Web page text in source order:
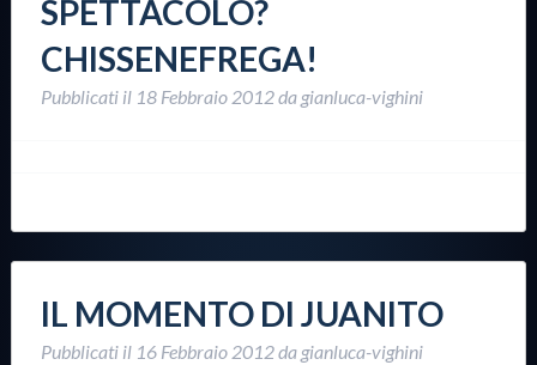
SPETTACOLO?
CHISSENEFREGA!
Pubblicati il 18 Febbraio 2012da gianluca-vighini
IL MOMENTO DI JUANITO
Pubblicati il 16 Febbraio 2012da gianluca-vighini